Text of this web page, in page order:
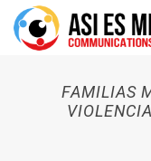
FAMILIAS